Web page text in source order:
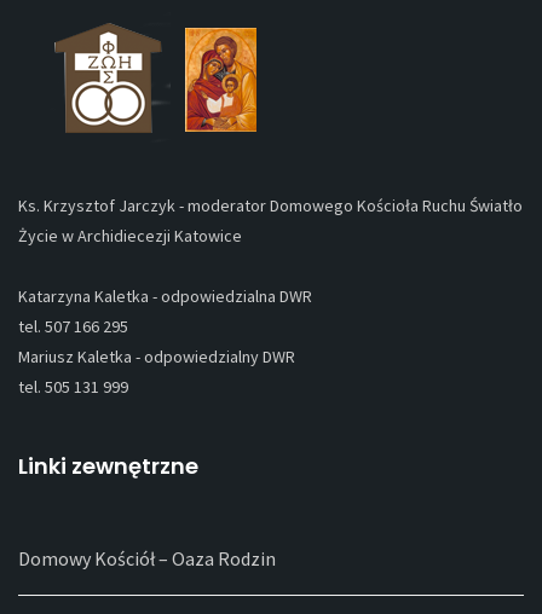
Ks. Krzysztof Jarczyk - moderator Domowego Kościoła Ruchu Światło
Życie w Archidiecezji Katowice
Katarzyna Kaletka - odpowiedzialna DWR
tel. 507 166 295
Mariusz Kaletka - odpowiedzialny DWR
tel. 505 131 999
Linki zewnętrzne
Domowy Kościół – Oaza Rodzin